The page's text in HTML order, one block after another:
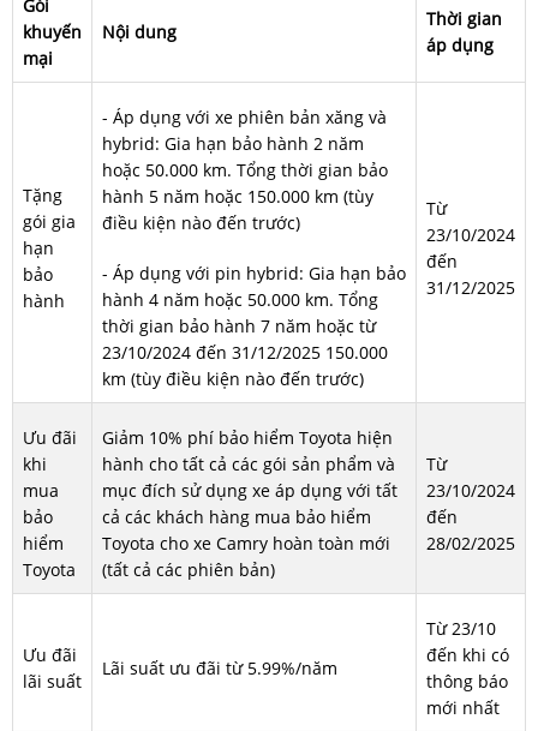
Gói
khuyến
mại
Nội dung
Thời gian
áp dụng
Tặng
gói gia
hạn
bảo
hành
- Áp dụng với xe phiên bản xăng và
hybrid: Gia hạn bảo hành 2 năm
hoặc 50.000 km. Tổng thời gian bảo
hành 5 năm hoặc 150.000 km (tùy
điều kiện nào đến trước)
- Áp dụng với pin hybrid: Gia hạn bảo
hành 4 năm hoặc 50.000 km. Tổng
thời gian bảo hành 7 năm hoặc từ
23/10/2024 đến 31/12/2025 150.000
km (tùy điều kiện nào đến trước)
Từ
23/10/2024
đến
31/12/2025
Ưu đãi
khi
mua
bảo
hiểm
Toyota
Giảm 10% phí bảo hiểm Toyota hiện
hành cho tất cả các gói sản phẩm và
mục đích sử dụng xe áp dụng với tất
cả các khách hàng mua bảo hiểm
Toyota cho xe Camry hoàn toàn mới
(tất cả các phiên bản)
Từ
23/10/2024
đến
28/02/2025
Ưu đãi
lãi suất
Lãi suất ưu đãi từ 5.99%/năm
Từ 23/10
đến khi có
thông báo
mới nhất